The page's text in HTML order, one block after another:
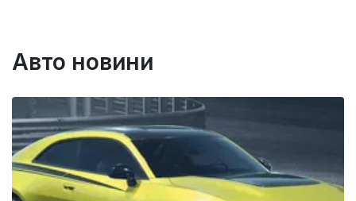
Авто новини